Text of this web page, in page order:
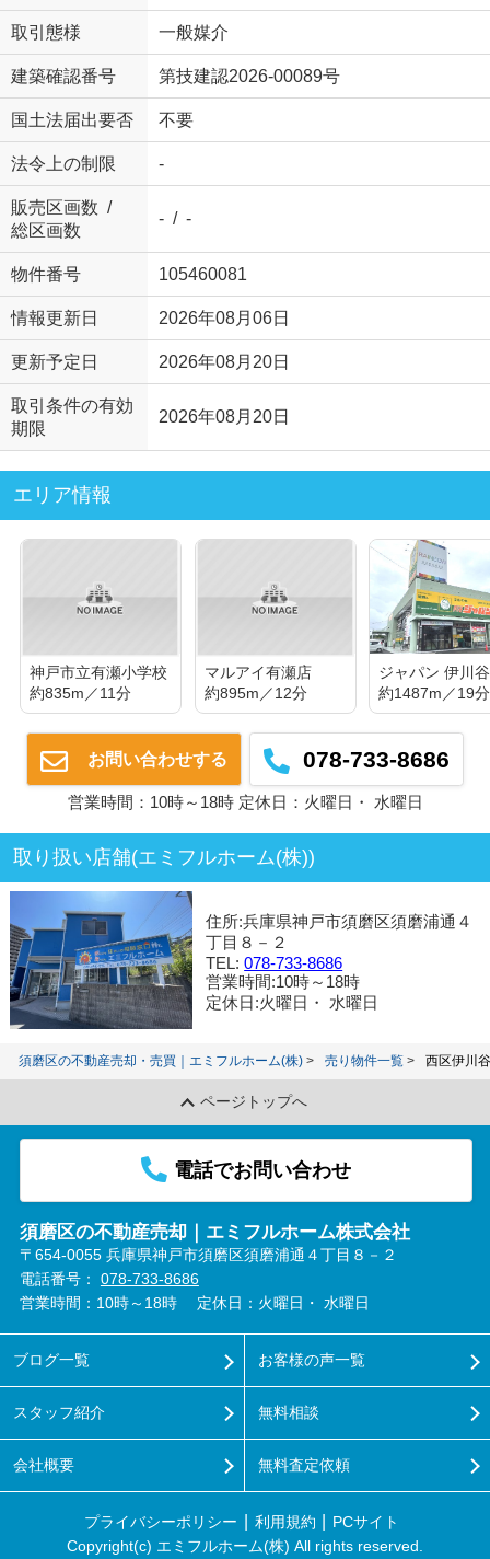
取引態様 一般媒介
建築確認番号 第技建認2026-00089号
国土法届出要否 不要
法令上の制限 -
販売区画数 /
総区画数
- / -
物件番号 105460081
情報更新日 2026年08月06日
更新予定日 2026年08月20日
取引条件の有効
期限
2026年08月20日
エリア情報
神戸市立有瀬小学校
約835m／11分
マルアイ有瀬店
約895m／12分
ジャパン 伊川
約1487m／19分
お問い合わせする 078-733-8686
営業時間：10時～18時 定休日：火曜日・ 水曜日
取り扱い店舗(エミフルホーム(株))
住所:兵庫県神戸市須磨区須磨浦通４
丁目８－２
TEL:078-733-8686
営業時間:10時～18時
定休日:火曜日・ 水曜日
須磨区の不動産売却・売買｜エミフルホーム(株) 売り物件一覧 西区伊川
ページトップへ
電話でお問い合わせ
須磨区の不動産売却｜エミフルホーム株式会社
〒654-0055 兵庫県神戸市須磨区須磨浦通４丁目８－２
電話番号： 078-733-8686
営業時間：10時～18時
定休日：火曜日・ 水曜日
ブログ一覧
スタッフ紹介
会社概要
お客様の声一覧
無料相談
無料査定依頼
プライバシーポリシー 利用規約
PCサイト
Copyright(c) エミフルホーム(株) All rights reserved.